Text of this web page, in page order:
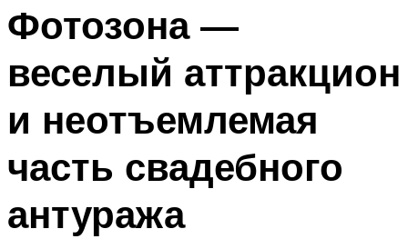
Фотозона —
веселый аттракцион
и неотъемлемая
часть свадебного
антуража